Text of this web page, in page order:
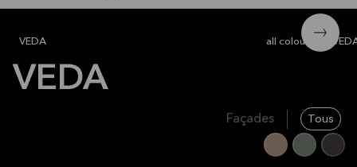
Jusqu'à
5000€
VEDA all colours
15 625 €
VEDA
Façades Tous